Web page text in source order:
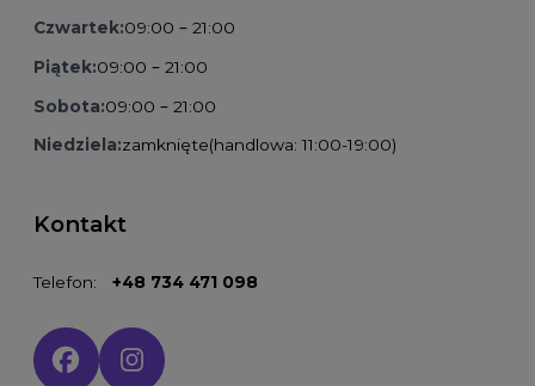
Czwartek:09:00 – 21:00
Piątek:09:00 – 21:00
Sobota:09:00 – 21:00
Niedziela:zamknięte(handlowa: 11:00-19:00)
Kontakt
Telefon: +48 734 471 098
Social media: